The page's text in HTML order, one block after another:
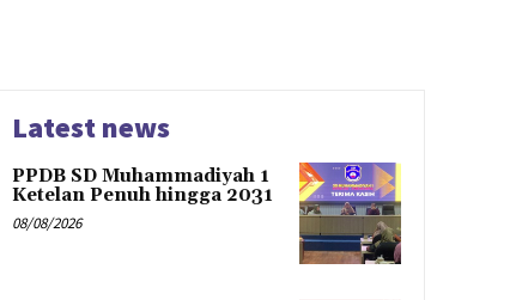
Latest news
PPDB SD Muhammadiyah 1
Ketelan Penuh hingga 2031
08/08/2026